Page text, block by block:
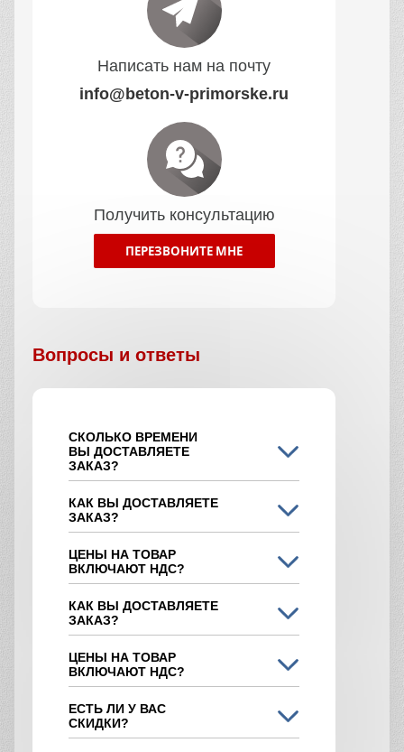
Написать нам на почту
info@beton-v-primorske.ru
Получить консультацию
ПЕРЕЗВОНИТЕ МНЕ
Вопросы и ответы
СКОЛЬКО ВРЕМЕНИ
ВЫ ДОСТАВЛЯЕТЕ
ЗАКАЗ?
КАК ВЫ ДОСТАВЛЯЕТЕ
ЗАКАЗ?
ЦЕНЫ НА ТОВАР
ВКЛЮЧАЮТ НДС?
КАК ВЫ ДОСТАВЛЯЕТЕ
ЗАКАЗ?
ЦЕНЫ НА ТОВАР
ВКЛЮЧАЮТ НДС?
ЕСТЬ ЛИ У ВАС
СКИДКИ?